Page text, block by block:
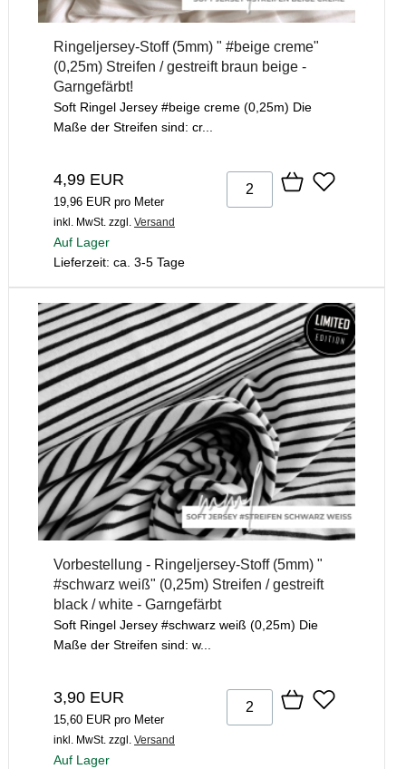
Ringeljersey-Stoff (5mm) " #beige creme"
(0,25m) Streifen / gestreift braun beige -
Garngefärbt!
Soft Ringel Jersey #beige creme (0,25m) Die
Maße der Streifen sind: cr...
4,99 EUR
19,96 EUR pro Meter
inkl. MwSt. zzgl. Versand
Auf Lager
Lieferzeit: ca. 3-5 Tage
Vorbestellung - Ringeljersey-Stoff (5mm) "
#schwarz weiß" (0,25m) Streifen / gestreift
black / white - Garngefärbt
Soft Ringel Jersey #schwarz weiß (0,25m) Die
Maße der Streifen sind: w...
3,90 EUR
15,60 EUR pro Meter
inkl. MwSt. zzgl. Versand
Auf Lager